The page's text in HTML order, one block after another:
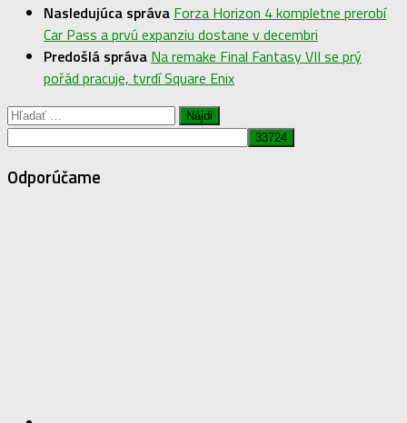
Nasledujúca správa Forza Horizon 4 kompletne prerobí
Car Pass a prvú expanziu dostane v decembri
Predošlá správa Na remake Final Fantasy VII se prý
pořád pracuje, tvrdí Square Enix
Hľadať:
Odporúčame